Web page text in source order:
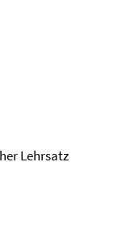
Lehrsatz